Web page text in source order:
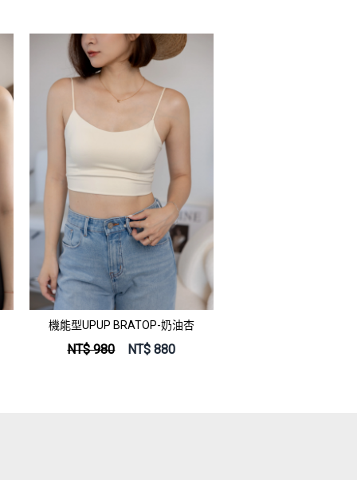
機能型UPUP BRATOP-奶油杏
NT$ 980 NT$ 880